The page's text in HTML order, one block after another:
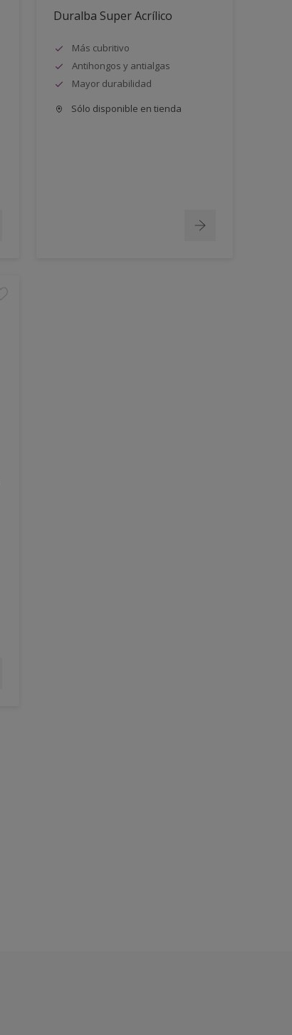
Duralba Super Acrílico
Más cubritivo
Antihongos y antialgas
Mayor durabilidad
Sólo disponible en tienda